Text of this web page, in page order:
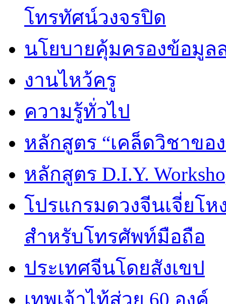
โทรทัศน์วงจรปิด
นโยบายคุ้มครองข้อมูล
งานไหว้ครู
ความรู้ทั่วไป
หลักสูตร “เคล็ดวิชาขอ
หลักสูตร D.I.Y.
โปรแกรมดวงจีนเจี่ยโห
สำหรับโทรศัพท์มือถือ
ประเทศจีนโดยสังเขป
เทพเจ้าไท้ส่วย 60 องค์